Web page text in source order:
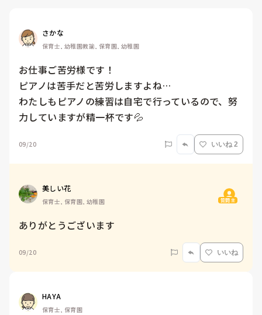
さかな
保育士, 幼稚園教諭, 保育園, 幼稚園
お仕事ご苦労様です！
ピアノは苦手だと苦労しますよね…
わたしもピアノの練習は自宅で行っているので、努
力していますが精一杯です💦
09/20 いいね 2
美しい花
保育士, 保育園, 幼稚園 質問主
ありがとうございます
09/20 いいね
HAYA
保育士, 保育園